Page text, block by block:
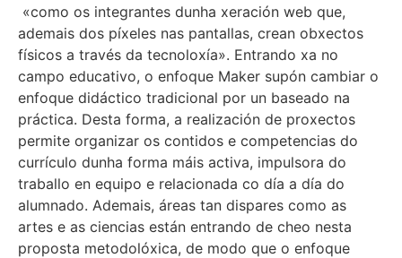
«como os integrantes dunha xeración web que,
ademais dos píxeles nas pantallas, crean obxectos
físicos a través da tecnoloxía». Entrando xa no
campo educativo, o enfoque Maker supón cambiar o
enfoque didáctico tradicional por un baseado na
práctica. Desta forma, a realización de proxectos
permite organizar os contidos e competencias do
currículo dunha forma máis activa, impulsora do
traballo en equipo e relacionada co día a día do
alumnado. Ademais, áreas tan dispares como as
artes e as ciencias están entrando de cheo nesta
proposta metodolóxica, de modo que o enfoque